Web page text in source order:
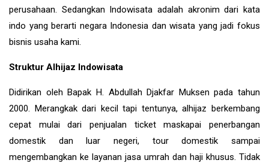
perusahaan. Sedangkan Indowisata adalah akronim dari kata
indo yang berarti negara Indonesia dan wisata yang jadi fokus
bisnis usaha kami.
Struktur Alhijaz Indowisata
Didirikan oleh Bapak H. Abdullah Djakfar Muksen pada tahun
2000. Merangkak dari kecil tapi tentunya, alhijaz berkembang
cepat mulai dari penjualan ticket maskapai penerbangan
domestik dan luar negeri, tour domestik sampai
mengembangkan ke layanan jasa umrah dan haji khusus. Tidak